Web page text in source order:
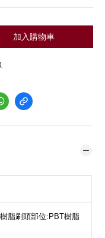
加入購物車
脂刷頭部位:PBT樹脂